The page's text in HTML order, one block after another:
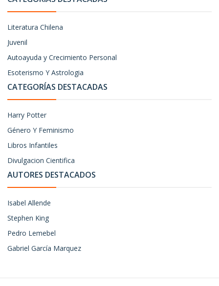
Literatura Chilena
Juvenil
Autoayuda y Crecimiento Personal
Esoterismo Y Astrologia
CATEGORÍAS DESTACADAS
Harry Potter
Género Y Feminismo
Libros Infantiles
Divulgacion Cientifica
AUTORES DESTACADOS
Isabel Allende
Stephen King
Pedro Lemebel
Gabriel García Marquez